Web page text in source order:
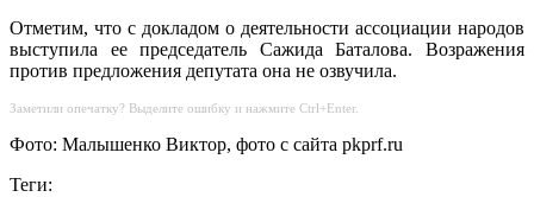
Отметим, что с докладом о деятельности ассоциации народов
выступила ее председатель Сажида Баталова. Возражения
против предложения депутата она не озвучила.
Заметили опечатку? Выделите ошибку и нажмите Ctrl+Enter.
Фото: Малышенко Виктор, фото с сайта pkprf.ru
Теги: